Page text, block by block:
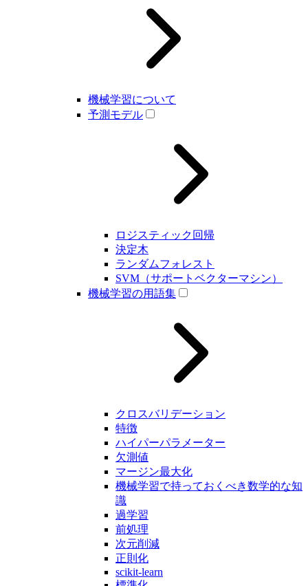
機械学習について
予測モデル
ロジスティック回帰
決定木
ランダムフォレスト
SVM（サポートベクターマシン）
機械学習の用語集
クロスバリデーション
特徴
ハイパーパラメーター
欠測値
マージン最大化
機械学習で持っておくべき数学的な知
識
過学習
前処理
次元削減
正則化
scikit-learn